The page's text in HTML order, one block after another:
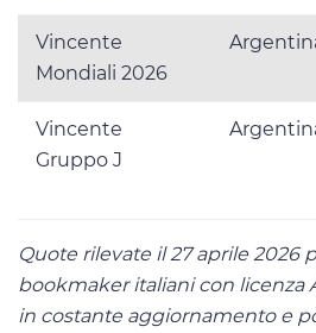
Vincente
Mondiali 2026
Vincente
Gruppo J
Quote rilevate il 27 aprile 2026
bookmaker italiani con licenza
in costante aggiornamento e